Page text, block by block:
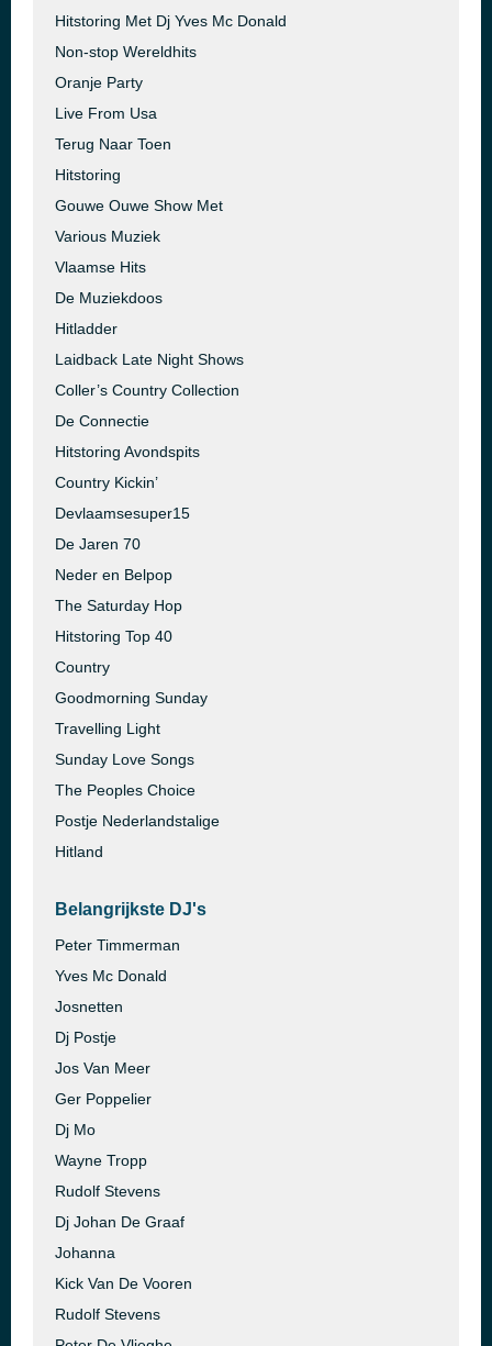
Hitstoring Met Dj Yves Mc Donald
Non-stop Wereldhits
Oranje Party
Live From Usa
Terug Naar Toen
Hitstoring
Gouwe Ouwe Show Met
Various Muziek
Vlaamse Hits
De Muziekdoos
Hitladder
Laidback Late Night Shows
Coller’s Country Collection
De Connectie
Hitstoring Avondspits
Country Kickin’
Devlaamsesuper15
De Jaren 70
Neder en Belpop
The Saturday Hop
Hitstoring Top 40
Country
Goodmorning Sunday
Travelling Light
Sunday Love Songs
The Peoples Choice
Postje Nederlandstalige
Hitland
Belangrijkste DJ's
Peter Timmerman
Yves Mc Donald
Josnetten
Dj Postje
Jos Van Meer
Ger Poppelier
Dj Mo
Wayne Tropp
Rudolf Stevens
Dj Johan De Graaf
Johanna
Kick Van De Vooren
Rudolf Stevens